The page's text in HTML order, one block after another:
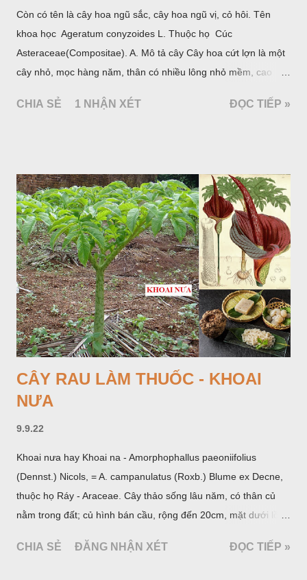
Còn có tên là cây hoa ngũ sắc, cây hoa ngũ vị, cỏ hôi. Tên
khoa học Ageratum conyzoides L. Thuộc họ Cúc
Asteraceae(Compositae). A. Mô tả cây Cây hoa cứt lợn là một
cây nhỏ, mọc hàng năm, thân có nhiều lông nhỏ mềm, cao
đối hình trứng hay 3 cạnh, dài 2-6cm, rộng 1-3cm, mép có
CHIA SẺ 1 NHẬN XÉT ĐỌC TIẾP »
CÂY RAU LÀM THUỐC - KHOAI
NƯA
9.9.22
Khoai nưa hay Khoai na - Amorphophallus paeoniifolius
(Dennst.) Nicols, = A. campanulatus (Roxb.) Blume ex Decne,
thuộc họ Ráy - Araceae. Cây thảo sống lâu năm, có thân củ
nằm trong đất; củ hình bán cầu, rộng đến 20cm, mặt dưới lồi
quanh có 3-5 mấu lồi; vỏ củ màu nâu, thịt trắng vàng và cứng.
CHIA SẺ ĐĂNG NHẬN XÉT ĐỌC TIẾP »